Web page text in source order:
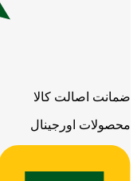
ضمانت اصالت کالا
محصولات اورجینال